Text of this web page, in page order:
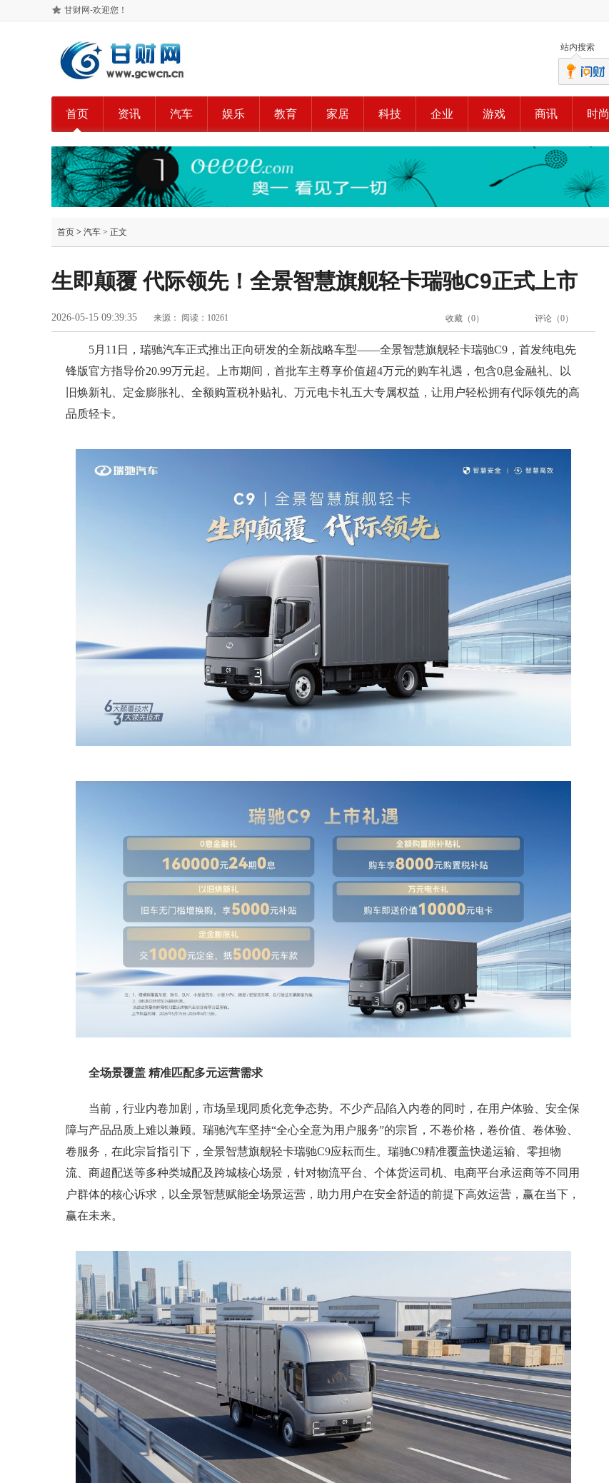
甘财网-欢迎您！
站内搜索
首页 资讯 汽车 娱乐 教育 家居 科技 企业 游戏 商讯 时尚
首页 > 汽车 > 正文
生即颠覆 代际领先！全景智慧旗舰轻卡瑞驰C9正式上市
2026-05-15 09:39:35 来源： 阅读：10261 评论（0）
收藏（0）
5月11日，瑞驰汽车正式推出正向研发的全新战略车型——全景智慧旗舰轻卡瑞驰C9，首发纯电先
锋版官方指导价20.99万元起。上市期间，首批车主尊享价值超4万元的购车礼遇，包含0息金融礼、以
旧焕新礼、定金膨胀礼、全额购置税补贴礼、万元电卡礼五大专属权益，让用户轻松拥有代际领先的高
品质轻卡。
全场景覆盖 精准匹配多元运营需求
当前，行业内卷加剧，市场呈现同质化竞争态势。不少产品陷入内卷的同时，在用户体验、安全保
障与产品品质上难以兼顾。瑞驰汽车坚持“全心全意为用户服务”的宗旨，不卷价格，卷价值、卷体验、
卷服务，在此宗旨指引下，全景智慧旗舰轻卡瑞驰C9应耘而生。瑞驰C9精准覆盖快递运输、零担物
流、商超配送等多种类城配及跨城核心场景，针对物流平台、个体货运司机、电商平台承运商等不同用
户群体的核心诉求，以全景智慧赋能全场景运营，助力用户在安全舒适的前提下高效运营，赢在当下，
赢在未来。